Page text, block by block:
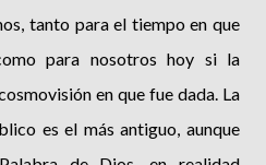
tanto para el tiempo en que
para nosotros hoy si la
en que fue dada. La
es el más antiguo, aunque